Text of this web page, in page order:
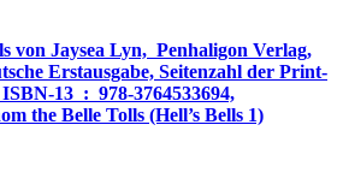
von Jaysea Lyn, ‎ Penhaligon Verlag,
Erstausgabe, Seitenzahl der Print-
For Whom the Belle Tolls (Hell’s Bells 1)